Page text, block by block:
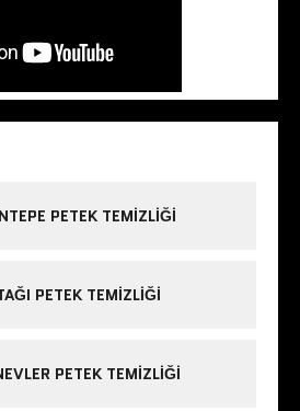
PETEK TEMIZLIĞI
PETEK TEMIZLIĞI
PETEK TEMIZLIĞI